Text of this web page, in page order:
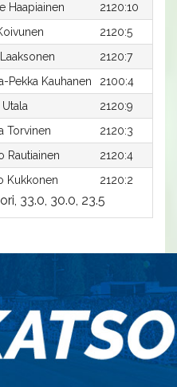
Haapiainen 2120:10
2120:5
2120:7
Pekka Kauhanen 2100:4
2120:9
Torvinen 2120:3
Rautiainen 2120:4
Kukkonen 2120:2
33.0, 30.0, 23.5